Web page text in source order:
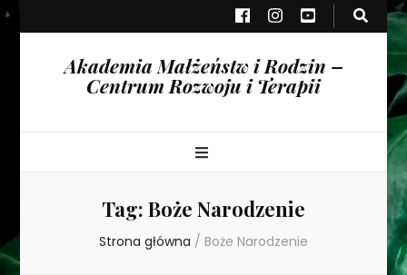
Akademia Małżeństw i Rodzin –
Centrum Rozwoju i Terapii
Tag: Boże Narodzenie
Strona główna / Boże Narodzenie